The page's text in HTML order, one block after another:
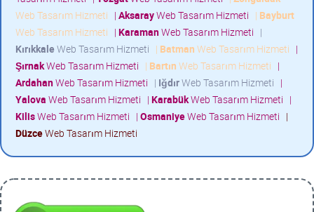
Web Tasarım Hizmeti | AksarayWeb Tasarım Hizmeti | Bayburt
Web Tasarım Hizmeti | KaramanWeb Tasarım Hizmeti |
Kırıkkale Web Tasarım Hizmeti | Batman Web Tasarım Hizmeti |
ŞırnakWeb Tasarım Hizmeti | Bartın Web Tasarım Hizmeti |
ArdahanWeb Tasarım Hizmeti | IğdırWeb Tasarım Hizmeti |
Yalova Web Tasarım Hizmeti | KarabükWeb Tasarım Hizmeti |
KilisWeb Tasarım Hizmeti | OsmaniyeWeb Tasarım Hizmeti |
DüzceWeb Tasarım Hizmeti